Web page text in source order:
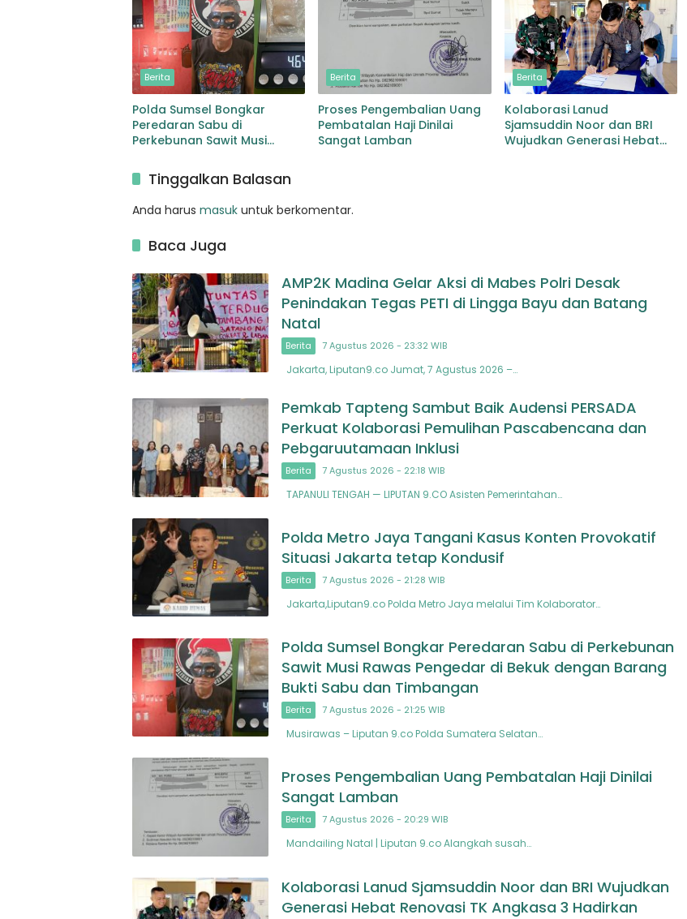
Berita
Polda Sumsel Bongkar
Peredaran Sabu di
Perkebunan Sawit Musi
dengan Barang Bukti Sabu
dan Timbangan
Berita
Proses Pengembalian Uang
Pembatalan Haji Dinilai
Sangat Lamban
Berita
Kolaborasi Lanud
Sjamsuddin Noor dan BRI
Wujudkan Generasi Hebat
Tinggalkan Balasan
Anda harus masuk untuk berkomentar.
Baca Juga
AMP2K Madina Gelar Aksi di Mabes Polri Desak
Penindakan Tegas PETI di Lingga Bayu dan Batang
Natal
Berita 7 Agustus 2026 - 23:32 WIB
Jakarta, Liputan9.co Jumat, 7 Agustus 2026 –…
Pemkab Tapteng Sambut Baik Audensi PERSADA
Perkuat Kolaborasi Pemulihan Pascabencana dan
Pebgaruutamaan Inklusi
Berita 7 Agustus 2026 - 22:18 WIB
TAPANULI TENGAH — LIPUTAN 9.CO Asisten Pemerintahan…
Polda Metro Jaya Tangani Kasus Konten Provokatif
Situasi Jakarta tetap Kondusif
Berita 7 Agustus 2026 - 21:28 WIB
Jakarta,Liputan9.co Polda Metro Jaya melalui Tim Kolaborator…
Polda Sumsel Bongkar Peredaran Sabu di Perkebunan
Sawit Musi Rawas Pengedar di Bekuk dengan Barang
Bukti Sabu dan Timbangan
Berita 7 Agustus 2026 - 21:25 WIB
Musirawas – Liputan 9.co Polda Sumatera Selatan…
Proses Pengembalian Uang Pembatalan Haji Dinilai
Sangat Lamban
Berita 7 Agustus 2026 - 20:29 WIB
Mandailing Natal | Liputan 9.co Alangkah susah…
Kolaborasi Lanud Sjamsuddin Noor dan BRI Wujudkan
Generasi Hebat Renovasi TK Angkasa 3 Hadirkan